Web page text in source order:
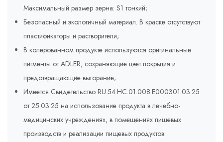
Максимальный размер зерна: S1 тонкий;
Безопасный и экологичный материал. В краске отсутствуют
пластификаторы и растворители;
В колерованном продукте используются оригинальные
пигменты от ADLER, сохраняющие цвет покрытия и
предотвращающие выгорание;
Имеется Свидетельство RU.54.HC.01.008.E000301.03.25
от 25.03.25 на использование продукта в лечебно-
медицинских учреждениях, в помещениях пищевых
производств и реализации пищевых продуктов.